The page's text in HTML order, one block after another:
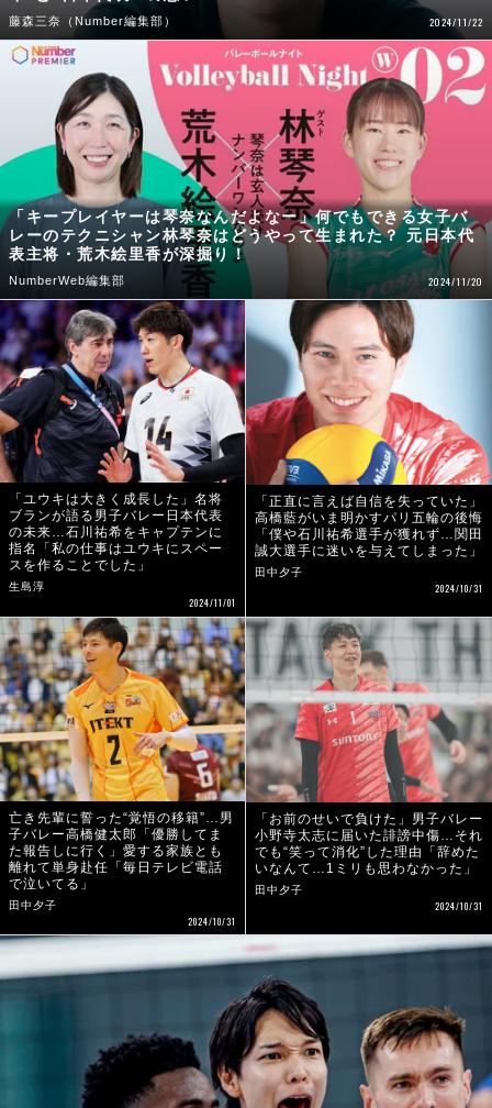
藤森三奈（Number編集部） 2024/11/22
「キープレイヤーは琴奈なんだよなー」何でもできる女子バ
レーのテクニシャン林琴奈はどうやって生まれた？ 元日本代
表主将・荒木絵里香が深掘り！
NumberWeb編集部 2024/11/20
「ユウキは大きく成長した」名将
ブランが語る男子バレー日本代表
の未来…石川祐希をキャプテンに
指名「私の仕事はユウキにスペー
スを作ることでした」
生島淳
2024/11/01
「正直に言えば自信を失っていた」
高橋藍がいま明かすパリ五輪の後悔
「僕や石川祐希選手が獲れず…関田
誠大選手に迷いを与えてしまった」
田中夕子
2024/10/31
亡き先輩に誓った“覚悟の移籍”…男
子バレー高橋健太郎「優勝してま
た報告しに行く」愛する家族とも
離れて単身赴任「毎日テレビ電話
で泣いてる」
田中夕子
2024/10/31
「お前のせいで負けた」男子バレー
小野寺太志に届いた誹謗中傷…それ
でも“笑って消化”した理由「辞めた
いなんて…1ミリも思わなかった」
田中夕子
2024/10/31